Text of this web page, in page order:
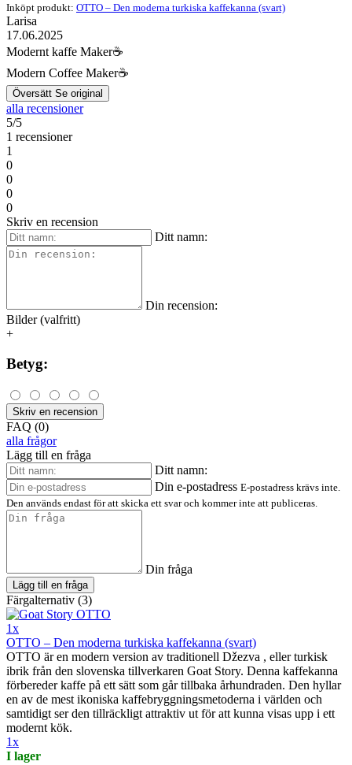
Inköpt produkt: OTTO – Den moderna turkiska kaffekanna (svart)
Larisa
17.06.2025
Modernt kaffe Maker☕️
Modern Coffee Maker☕️
Översätt Se original
alla recensioner
5/5
1 recensioner
1
0
0
0
0
Skriv en recension
Ditt namn:
Din recension:
Bilder (valfritt)
+
Betyg:
Skriv en recension
FAQ (0)
alla frågor
Lägg till en fråga
Ditt namn:
Din e-postadress E-postadress krävs inte.
Den används endast för att skicka ett svar och kommer inte att publiceras.
Din fråga
Lägg till en fråga
Färgalternativ (3)
1x
OTTO – Den moderna turkiska kaffekanna (svart)
OTTO är en modern version av traditionell Džezva , eller turkisk
ibrik från den slovenska tillverkaren Goat Story. Denna kaffekanna
förbereder kaffe på ett sätt som går tillbaka århundraden. Den hyllar
en av de mest ikoniska kaffebryggningsmetoderna i världen och
samtidigt ser den tillräckligt attraktiv ut för att kunna visas upp i ett
modernt kök.
1x
I lager